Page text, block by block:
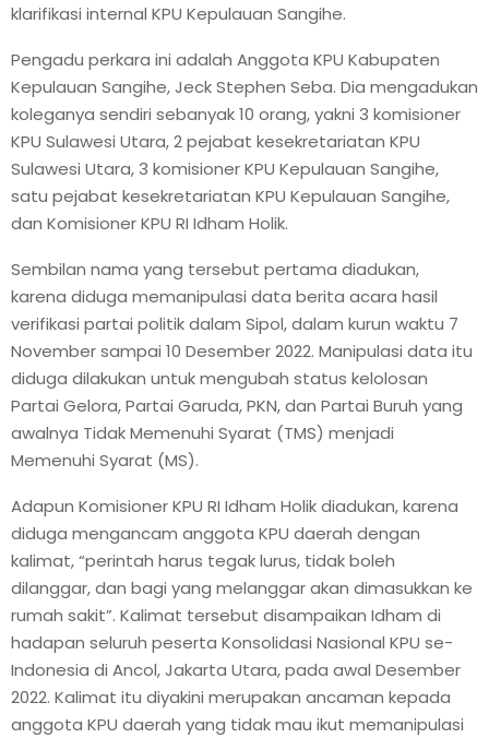
klarifikasi internal KPU Kepulauan Sangihe.
Pengadu perkara ini adalah Anggota KPU Kabupaten
Kepulauan Sangihe, Jeck Stephen Seba. Dia mengadukan
koleganya sendiri sebanyak 10 orang, yakni 3 komisioner
KPU Sulawesi Utara, 2 pejabat kesekretariatan KPU
Sulawesi Utara, 3 komisioner KPU Kepulauan Sangihe,
satu pejabat kesekretariatan KPU Kepulauan Sangihe,
dan Komisioner KPU RI Idham Holik.
Sembilan nama yang tersebut pertama diadukan,
karena diduga memanipulasi data berita acara hasil
verifikasi partai politik dalam Sipol, dalam kurun waktu 7
November sampai 10 Desember 2022. Manipulasi data itu
diduga dilakukan untuk mengubah status kelolosan
Partai Gelora, Partai Garuda, PKN, dan Partai Buruh yang
awalnya Tidak Memenuhi Syarat (TMS) menjadi
Memenuhi Syarat (MS).
Adapun Komisioner KPU RI Idham Holik diadukan, karena
diduga mengancam anggota KPU daerah dengan
kalimat, “perintah harus tegak lurus, tidak boleh
dilanggar, dan bagi yang melanggar akan dimasukkan ke
rumah sakit”. Kalimat tersebut disampaikan Idham di
hadapan seluruh peserta Konsolidasi Nasional KPU se-
Indonesia di Ancol, Jakarta Utara, pada awal Desember
2022. Kalimat itu diyakini merupakan ancaman kepada
anggota KPU daerah yang tidak mau ikut memanipulasi